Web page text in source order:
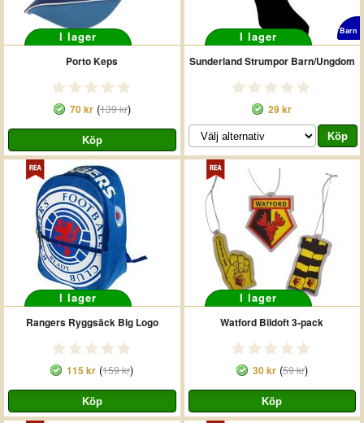
I lager
Porto Keps
70 kr(139 kr)
I lager Barn
Sunderland Strumpor Barn/Ungdom
29 kr
I lager
Rangers Ryggsäck Big Logo
115 kr (159 kr)
I lager
Watford Bildoft 3-pack
30 kr(59 kr)